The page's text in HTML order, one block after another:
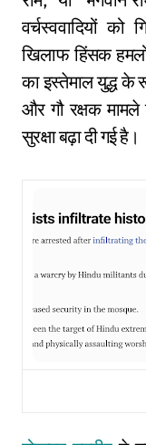
वर्चस्ववादियों
खिलाफ हिंसक हमलों
का इस्तेमाल युद्ध के
और गौ रक्षक
सुरक्षा बढ़ा दी गई है।